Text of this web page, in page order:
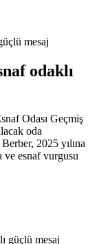
mesaj
odaklı
Odası Geçmiş
oda
2025 yılına
ve esnaf vurgusu